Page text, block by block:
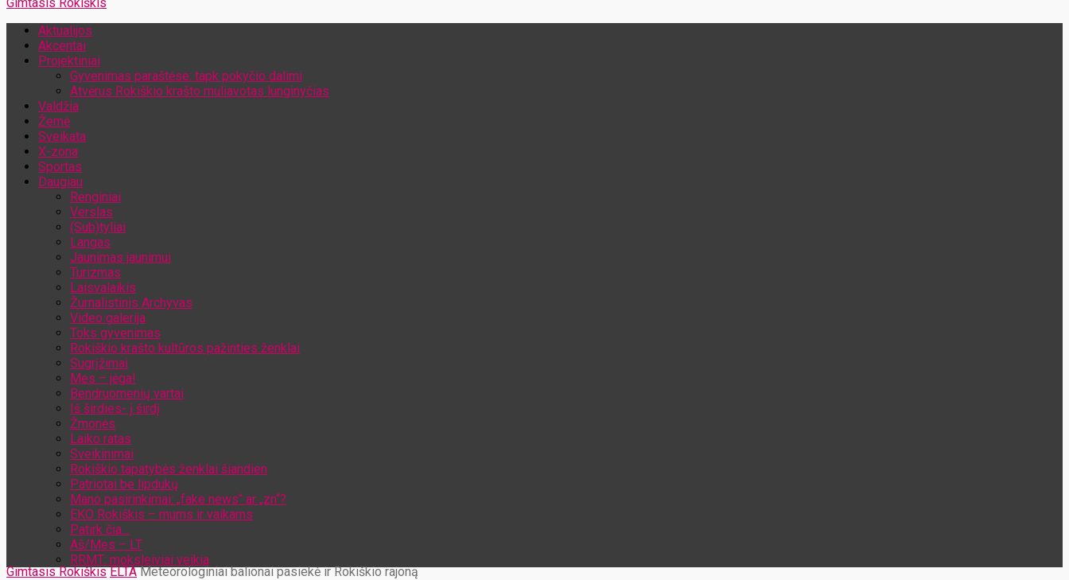
Aktualijos
Akcentai
Projektiniai
Gyvenimas paraštėse: tapk pokyčio dalimi
Atvėrus Rokiškio krašto muliavotas lunginyčias
Valdžia
Žemė
Sveikata
X-zona
Sportas
Daugiau
Renginiai
Verslas
(Sub)tyliai
Langas
Jaunimas jaunimui
Turizmas
Laisvalaikis
Žurnalistinis Archyvas
Video galerija
Toks gyvenimas
Rokiškio krašto kultūros pažinties ženklai
Sugrįžimai
Mes – jėga!
Bendruomenių vartai
Iš širdies- į širdį
Žmonės
Laiko ratas
Sveikinimai
Rokiškio tapatybės ženklai šiandien
Patriotai be lipdukų
Mano pasirinkimai: „fake news“ ar „zn“?
EKO Rokiškis – mums ir vaikams
Patirk čia…
Aš/Mes – LT
RRMT: moksleiviai veikia
Gimtasis Rokiškis ELTA Meteorologiniai balionai pasiekė ir Rokiškio rajoną